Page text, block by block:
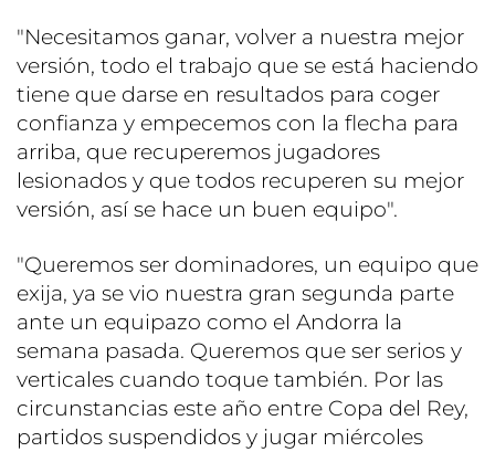
"Necesitamos ganar, volver a nuestra mejor
versión, todo el trabajo que se está haciendo
tiene que darse en resultados para coger
confianza y empecemos con la flecha para
arriba, que recuperemos jugadores
lesionados y que todos recuperen su mejor
versión, así se hace un buen equipo".
"Queremos ser dominadores, un equipo que
exija, ya se vio nuestra gran segunda parte
ante un equipazo como el Andorra la
semana pasada. Queremos que ser serios y
verticales cuando toque también. Por las
circunstancias este año entre Copa del Rey,
partidos suspendidos y jugar miércoles